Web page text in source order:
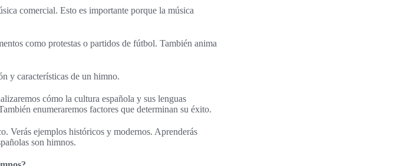
comercial. Esto es importante porque la música
como protestas o partidos de fútbol. También anima
y características de un himno.
cómo la cultura española y sus lenguas
enumeraremos factores que determinan su éxito.
Verás ejemplos históricos y modernos. Aprenderás
son himnos.